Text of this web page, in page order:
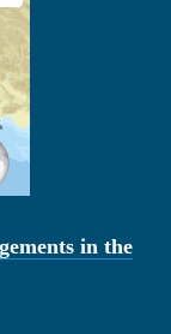
in the